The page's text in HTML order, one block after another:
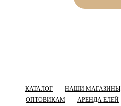
КАТАЛОГ НАШИ МАГАЗИНЫ
ОПТОВИКАМ
АРЕНДА ЕЛЕЙ